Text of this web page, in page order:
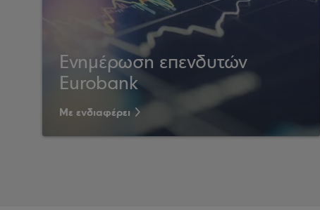
Ενημέρωση επενδυτών
Eurobank
Με ενδιαφέρει